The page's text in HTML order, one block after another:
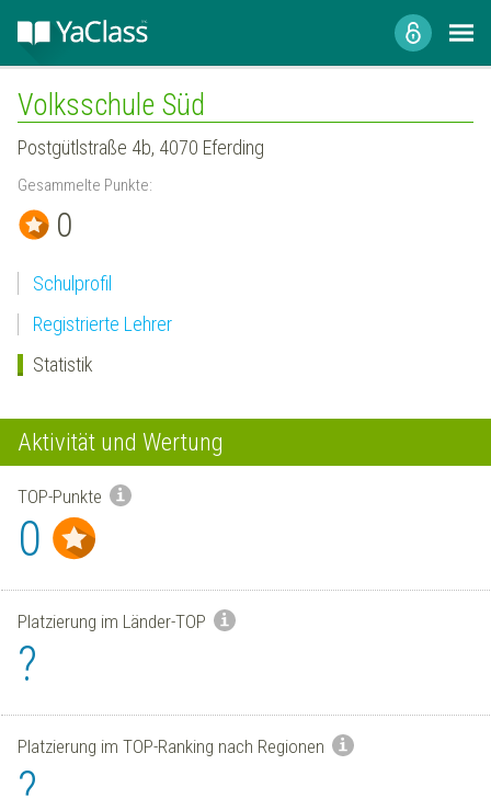
Volksschule Süd
Postgütlstraße 4b, 4070 Eferding
Gesammelte Punkte:
0
Schulprofil
Registrierte Lehrer
Statistik
Aktivität und Wertung
TOP-Punkte
0
Platzierung im Länder-TOP
?
Platzierung im TOP-Ranking nach Regionen